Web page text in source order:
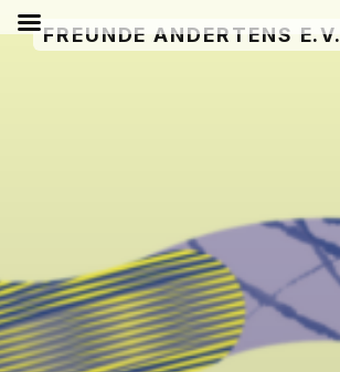
Zum
Inhalt FREUNDE ANDERTENS E.V.